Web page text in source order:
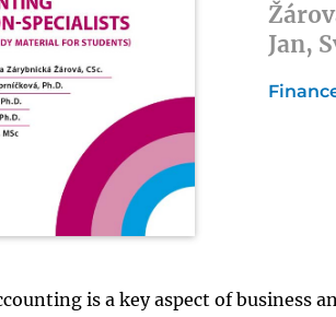
Jan,
is a key aspect of business